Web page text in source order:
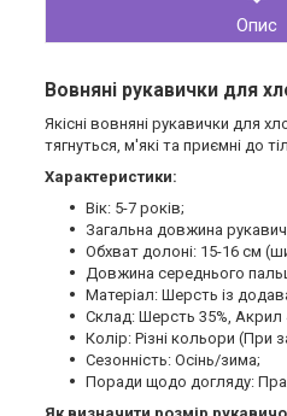
Опис
Вовняні рукавички для
Якісні вовняні рукавички для
тягнуться, м'які та приємні до
Характеристики:
Вік: 5-7 років;
Загальна довжина
Обхват долоні: 15-16 см
Довжина середнього
Матеріал: Шерсть із
Склад: Шерсть 35%, Акрил
Колір: Різні кольори (При
Сезонність: Осінь/зима;
Поради щодо догляду: